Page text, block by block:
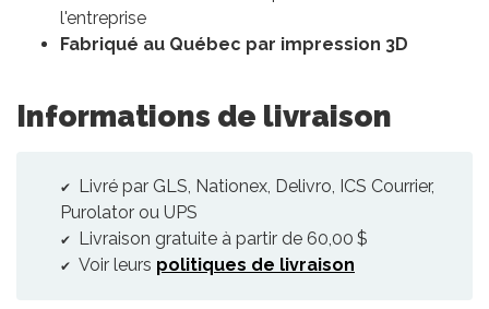
l'entreprise
Fabriqué au Québec par impression 3D
Informations de livraison
Livré par GLS, Nationex, Delivro, ICS Courrier,
Purolator ou UPS
Livraison gratuite à partir de 60,00 $
Voir leurs politiques de livraison